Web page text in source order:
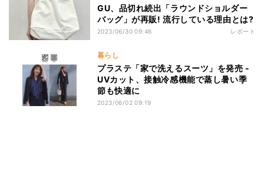
GU、品切れ続出「ラウンドショルダー
バッグ」が再販! 流行している理由とは?
2023/06/30 09:46 レポート
暮らし
プラステ「家で洗えるスーツ」を発売 -
UVカット、接触冷感機能で蒸し暑い季
節も快適に
2023/06/02 09:19